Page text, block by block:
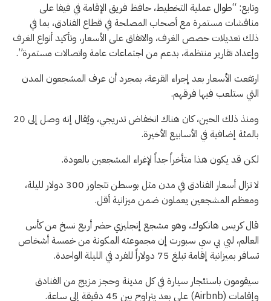
وتابع: “طوال عملية التخطيط، حافظ فريق الإقامة في فيفا على
مناقشات مستمرة مع أصحاب المصلحة في قطاع الفنادق، بما في
ذلك تعديلات حصص الغرف، والاتفاق على الأسعار، وتأكيد أنواع الغرف
وإعداد تقارير منتظمة، بدعم من اجتماعات عامة واتصالات مستمرة”.
ارتفعت الأسعار بعد إجراء القرعة، بمجرد أن عرف المشجعون المدن
التي ستلعب فيها فرقهم.
ومنذ ذلك الحين، كان هناك انخفاض تدريجي، ويُقال إنه وصل إلى 20
بالمئة إضافية في الأسابيع الأخيرة.
لكن قد يكون هذا متأخراً جداً لإغراء المشجعين بالعودة.
لا تزال أسعار الفنادق في مدن مثل بوسطن تتجاوز 300 دولار لليلة،
ومعظم المشجعين يعملون ضمن ميزانية أقل.
قال كريس هانكوك، وهو مشجع إنجليزي حضر أربع نسخ من كأس
العالم، لبي بي سي سبورت إن مجموعته المكونة من خمسة أشخاص
تسافر بميزانية إقامة تبلغ 75 دولاراً للفرد في الليلة الواحدة.
سيقومون باستئجار سيارة في كل مدينة وحجز مزيج من الفنادق
وإقامات (Airbnb) على بعد يتراوح بين 45 دقيقة إلى ساعة.